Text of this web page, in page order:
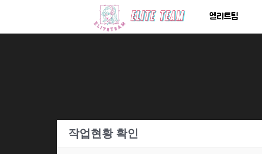
츠
엘리트팀
작업현황 확인